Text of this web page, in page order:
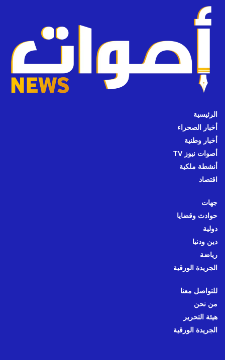
الرئيسية
أخبار الصحراء
أخبار وطنية
أصوات نيوز TV
أنشطة ملكية
اقتصاد
جهات
حوادث وقضايا
دولية
دين ودنيا
رياضة
الجريدة الورقية
للتواصل معنا
من نحن
هيئة التحرير
الجريدة الورقية